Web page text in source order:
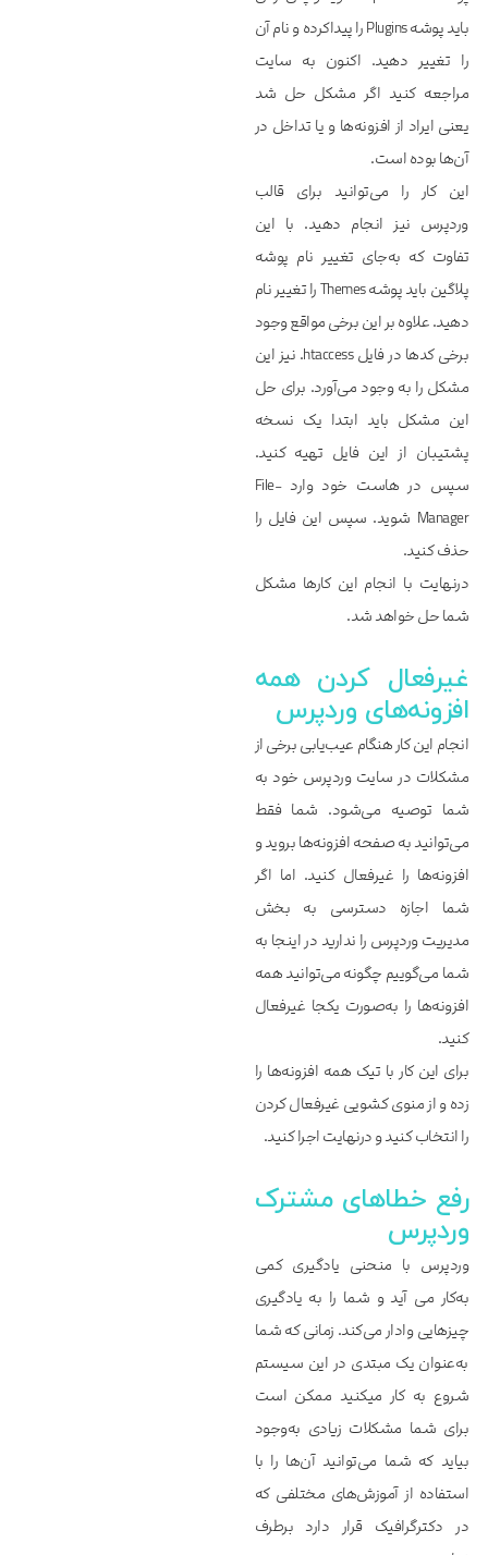
باید پوشه Plugins را پیداکرده و نام آن
را تغییر دهید. اکنون به سایت
مراجعه کنید اگر مشکل حل شد
یعنی ایراد از افزونه‌ها و یا تداخل در
آن‌ها بوده است.
این کار را می‌توانید برای قالب
وردپرس نیز انجام دهید. با این
تفاوت که به‌جای تغییر نام پوشه
پلاگین باید پوشه Themes را تغییر نام
دهید. علاوه بر این برخی مواقع وجود
برخی کدها در فایل htaccess. نیز این
مشکل را به وجود می‌آورد. برای حل
این مشکل باید ابتدا یک نسخه
پشتیبان از این فایل تهیه کنید.
سپس در هاست خود وارد File-
Manager شوید. سپس این فایل را
حذف کنید.
درنهایت با انجام این کارها مشکل
شما حل خواهد شد.
غیرفعال کردن همه
افزونه‌‌‌‌‌های وردپرس
انجام این کار هنگام عیب‌یابی برخی از
مشکلات در سایت وردپرس خود به
شما توصیه می‌شود. شما فقط
می‌توانید به صفحه افزونه‌ها بروید و
افزونه‌ها را غیرفعال کنید. اما اگر
شما اجازه دسترسی به بخش
مدیریت وردپرس را ندارید در اینجا به
شما می‌گوییم چگونه می‌توانید همه
افزونه‌ها را به‌صورت یکجا غیرفعال
کنید.
برای این کار با تیک همه افزونه‌ها را
زده و از منوی کشویی غیرفعال کردن
را انتخاب کنید و درنهایت اجرا کنید.
رفع خطاهای مشترک
وردپرس
وردپرس با منحنی یادگیری کمی
به‌‌‌‌‌کار می آید و شما را به یادگیری
چیزهایی وادار می‌‌‌‌‌کند. زمانی که شما
به‌‌‌‌‌عنوان یک مبتدی در این سیستم
شروع به کار میکنید ممکن است
برای شما مشکلات زیادی به‌‌‌‌‌وجود
بیاید که شما می‌‌‌‌‌توانید آن‌‌‌‌‌ها را با
استفاده از آموزش‌‌‌‌‌های مختلفی که
در دکترگرافیک قرار دارد برطرف